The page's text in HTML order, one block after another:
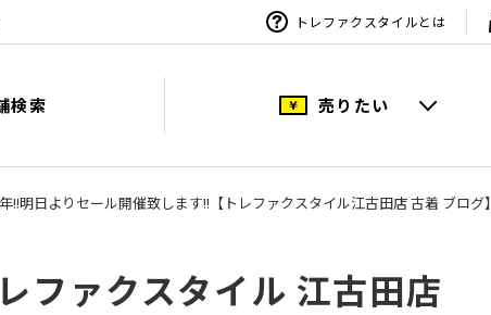
トレファクスタイルとは
検索 売りたい
!!明日よりセール開催致します!!【トレファクスタイル江古田店 古着 ブログ】
ファクスタイル 江古田店